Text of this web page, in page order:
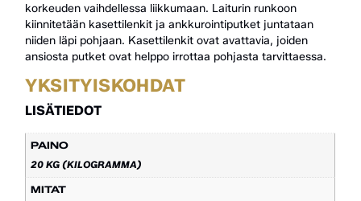
korkeuden vaihdellessa liikkumaan. Laiturin runkoon
kiinnitetään kasettilenkit ja ankkurointiputket juntataan
niiden läpi pohjaan. Kasettilenkit ovat avattavia, joiden
ansiosta putket ovat helppo irrottaa pohjasta tarvittaessa.
YKSITYISKOHDAT
LISÄTIEDOT
PAINO
20 KG (KILOGRAMMA)
MITAT